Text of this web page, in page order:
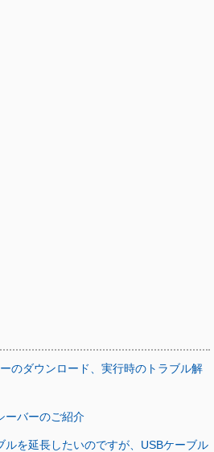
のダウンロード、実行時のトラブル解
ーバーのご紹介
ルを延長したいのですが、USBケーブル